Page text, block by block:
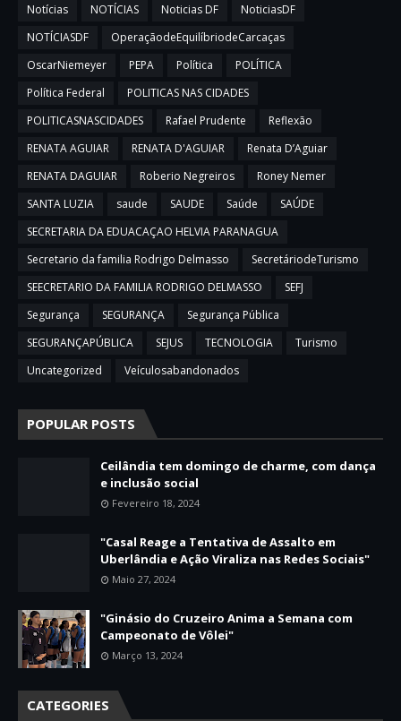
Notícias
NOTÍCIAS Noticias DF
NoticiasDF
NOTÍCIASDF
OperaçãodeEquilíbriodeCarcaças
OscarNiemeyer
PEPA Política
POLÍTICA
Política Federal
POLITICAS NAS CIDADES
POLITICASNASCIDADES
Rafael Prudente
Reflexão
RENATA AGUIAR
RENATA D'AGUIAR
Renata D’Aguiar
RENATA DAGUIAR
Roberio Negreiros
Roney Nemer
SANTA LUZIA
saude SAUDE Saúde
SAÚDE
SECRETARIA DA EDUACAÇAO HELVIA PARANAGUA
Secretario da familia Rodrigo Delmasso
SecretáriodeTurismo
SEECRETARIO DA FAMILIA RODRIGO DELMASSO
SEFJ
Segurança
SEGURANÇA
Segurança Pública
SEGURANÇAPÚBLICA
SEJUS TECNOLOGIA
Turismo
Uncategorized
Veículosabandonados
POPULAR POSTS
Ceilândia tem domingo de charme, com dança
e inclusão social
Fevereiro 18, 2024
"Casal Reage a Tentativa de Assalto em
Uberlândia e Ação Viraliza nas Redes Sociais"
Maio 27, 2024
"Ginásio do Cruzeiro Anima a Semana com
Campeonato de Vôlei"
Março 13, 2024
CATEGORIES